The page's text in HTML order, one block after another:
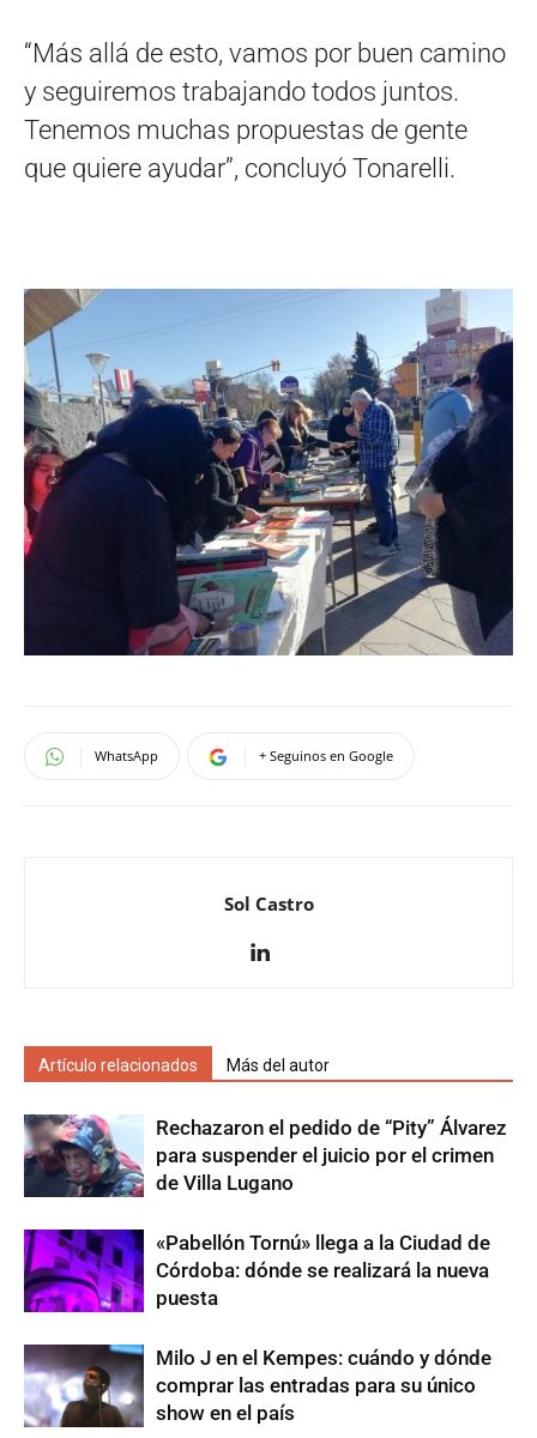
“Más allá de esto, vamos por buen camino
y seguiremos trabajando todos juntos.
Tenemos muchas propuestas de gente
que quiere ayudar”, concluyó Tonarelli.
WhatsApp + Seguinos en Google
Sol Castro
Artículo relacionados Más del autor
Rechazaron el pedido de “Pity” Álvarez
para suspender el juicio por el crimen
de Villa Lugano
«Pabellón Tornú» llega a la Ciudad de
Córdoba: dónde se realizará la nueva
puesta
Milo J en el Kempes: cuándo y dónde
comprar las entradas para su único
show en el país